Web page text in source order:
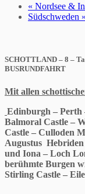
« Nordsee &
Südschweden »
SCHOTTLAND – 8 –
BUSRUNDFAHRT
Mit allen
Edinburgh – Perth
Balmoral Castle –
Castle – Culloden
Augustus Hebriden
und Iona – Loch
berühmte Burgen
Stirling Castle – E